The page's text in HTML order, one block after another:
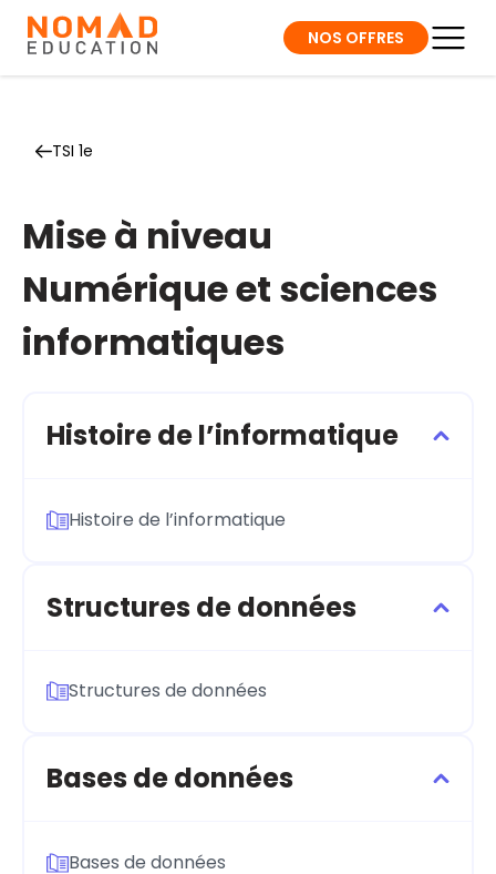
NOS OFFRES
TSI 1e
Mise à niveau
Numérique et sciences
informatiques
Histoire de l’informatique
Histoire de l’informatique
Structures de données
Structures de données
Bases de données
Bases de données